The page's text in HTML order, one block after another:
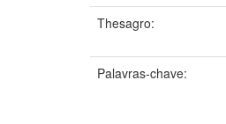
Thesagro:
Palavras-chave: